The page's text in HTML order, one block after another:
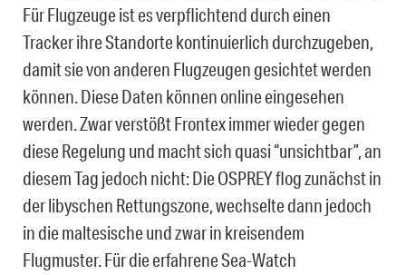
Für Flugzeuge ist es verpflichtend durch einen
Tracker ihre Standorte kontinuierlich durchzugeben,
damit sie von anderen Flugzeugen gesichtet werden
können. Diese Daten können online eingesehen
werden. Zwar verstößt Frontex immer wieder gegen
diese Regelung und macht sich quasi “unsichtbar”, an
diesem Tag jedoch nicht: Die OSPREY flog zunächst in
der libyschen Rettungszone, wechselte dann jedoch
in die maltesische und zwar in kreisendem
Flugmuster. Für die erfahrene Sea-Watch